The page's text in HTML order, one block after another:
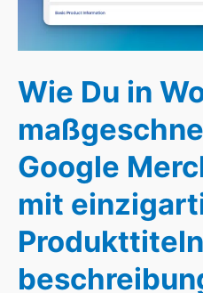
Wie Du in
Google
mit
&
beschreibungen
exportierst
(WP
All
&
ACF)